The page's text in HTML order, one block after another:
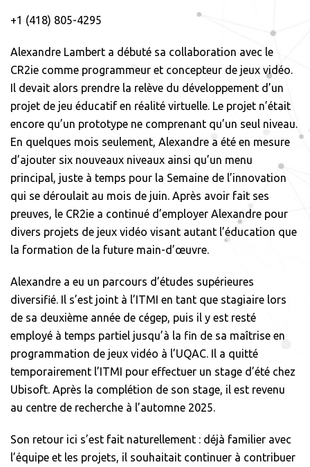
+1 (418) 805-4295
Alexandre Lambert a débuté sa collaboration avec le
CR2ie comme programmeur et concepteur de jeux vidéo.
Il devait alors prendre la relève du développement d’un
projet de jeu éducatif en réalité virtuelle. Le projet n’était
encore qu’un prototype ne comprenant qu’un seul niveau.
En quelques mois seulement, Alexandre a été en mesure
d’ajouter six nouveaux niveaux ainsi qu’un menu
principal, juste à temps pour la Semaine de l’innovation
qui se déroulait au mois de juin. Après avoir fait ses
preuves, le CR2ie a continué d’employer Alexandre pour
divers projets de jeux vidéo visant autant l’éducation que
la formation de la future main-d’œuvre.
Alexandre a eu un parcours d’études supérieures
diversifié. Il s’est joint à l’ITMI en tant que stagiaire lors
de sa deuxième année de cégep, puis il y est resté
employé à temps partiel jusqu’à la fin de sa maîtrise en
programmation de jeux vidéo à l’UQAC. Il a quitté
temporairement l’ITMI pour effectuer un stage d’été chez
Ubisoft. Après la complétion de son stage, il est revenu
au centre de recherche à l’automne 2025.
Son retour ici s’est fait naturellement : déjà familier avec
l’équipe et les projets, il souhaitait continuer à contribuer